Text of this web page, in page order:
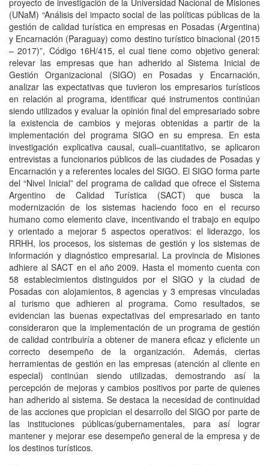
proyecto de investigación de la Universidad Nacional de Misiones
(UNaM) “Análisis del impacto social de las políticas públicas de la
gestión de calidad turística en empresas en Posadas (Argentina)
y Encarnación (Paraguay) como destino turístico binacional (2015
– 2017)”, Código 16H/415, el cual tiene como objetivo general:
relevar las empresas que han adherido al Sistema Inicial de
Gestión Organizacional (SIGO) en Posadas y Encarnación,
analizar las expectativas que tuvieron los empresarios turísticos
en relación al programa, identificar qué instrumentos continúan
siendo utilizados y evaluar la opinión final del empresariado sobre
la existencia de cambios y mejoras obtenidas a partir de la
implementación del programa SIGO en su empresa. En esta
investigación explicativa causal, cuali–cuantitativo, se aplicaron
entrevistas a funcionarios públicos de las ciudades de Posadas y
Encarnación y a referentes locales del SIGO. El SIGO forma parte
del “Nivel Inicial” del programa de calidad que ofrece el Sistema
Argentino de Calidad Turística (SACT) que busca la
modernización de los sistemas haciendo foco en el recurso
humano como elemento clave, incentivando el trabajo en equipo
y orientado a mejorar 5 aspectos operativos: el liderazgo, los
RRHH, los procesos, los sistemas de gestión y los sistemas de
información y diagnóstico empresarial. La provincia de Misiones
adhiere al SACT en el año 2009. Hasta el momento cuenta con
58 establecimientos distinguidos por el SIGO y la ciudad de
Posadas con alojamientos, 8 agencias y 3 empresas vinculadas
al turismo que adhieren al programa. Como resultados, se
evidencian las buenas expectativas del empresariado en tanto
consideraron que la implementación de un programa de gestión
de calidad contribuiría a obtener de manera eficaz y eficiente un
correcto desempeño de la organización. Además, ciertas
herramientas de gestión en las empresas (atención al cliente en
especial) continúan siendo utilizadas, demostrando así la
percepción de mejoras y cambios positivos por parte de quienes
han adherido al sistema. Se destaca la necesidad de continuidad
de las acciones que propician el desarrollo del SIGO por parte de
las instituciones públicas/gubernamentales, para así lograr
mantener y mejorar ese desempeño general de la empresa y de
los destinos turísticos.